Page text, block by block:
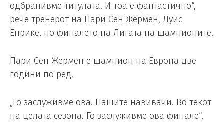
одбранивме титулата. И тоа е фантастично“,
рече тренерот на Пари Сен Жермен, Луис
Енрике, по финалето на Лигата на шампионите.
Пари Сен Жермен е шампион на Европа две
години по ред.
„Го заслуживме ова. Нашите навивачи. Во текот
на целата сезона. Го заслуживме ова финале“,